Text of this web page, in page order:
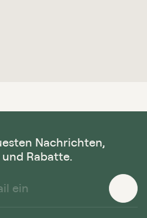
Nachrichten,
Rabatte.